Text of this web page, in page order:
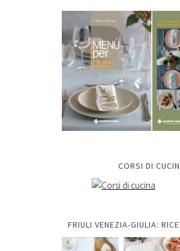
CORSI DI
FRIULI VENEZIA-GIULIA: